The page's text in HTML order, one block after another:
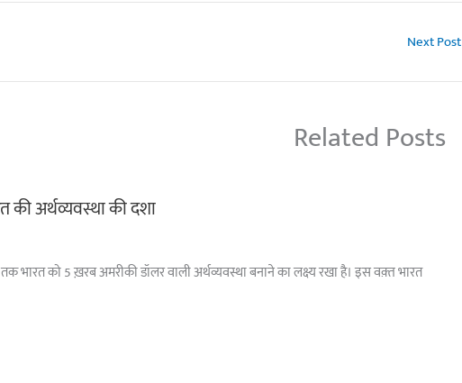
Next Post
Related Posts
की अर्थव्यवस्था की दशा
तक भारत को 5 ख़रब अमरीकी डॉलर वाली अर्थव्यवस्था बनाने का लक्ष्य रखा है। इस वक़्त भारत